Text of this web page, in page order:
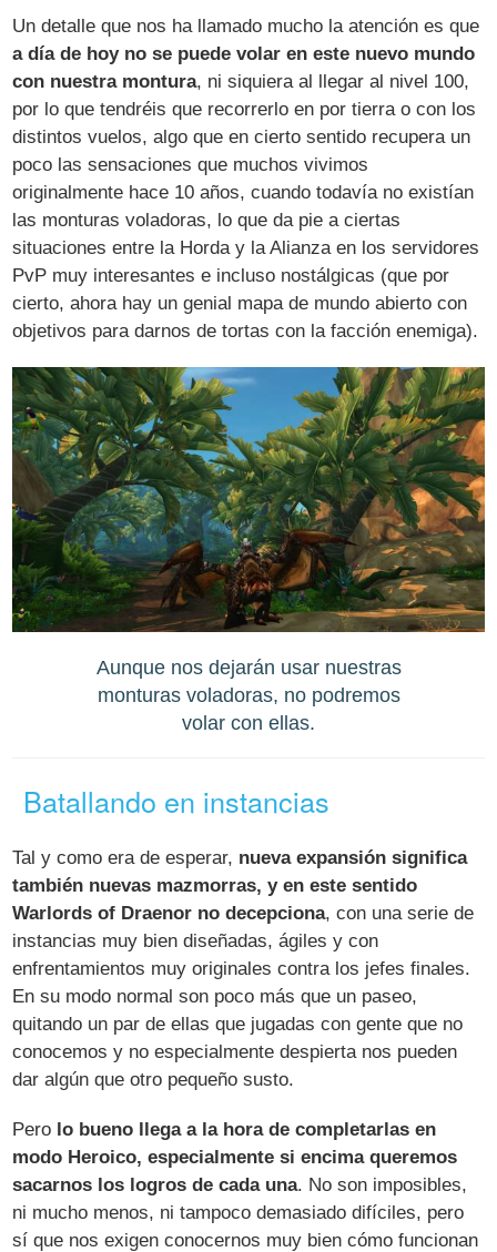
Un detalle que nos ha llamado mucho la atención es que
a día de hoy no se puede volar en este nuevo mundo
con nuestra montura, ni siquiera al llegar al nivel 100,
por lo que tendréis que recorrerlo en por tierra o con los
distintos vuelos, algo que en cierto sentido recupera un
poco las sensaciones que muchos vivimos
originalmente hace 10 años, cuando todavía no existían
las monturas voladoras, lo que da pie a ciertas
situaciones entre la Horda y la Alianza en los servidores
PvP muy interesantes e incluso nostálgicas (que por
cierto, ahora hay un genial mapa de mundo abierto con
objetivos para darnos de tortas con la facción enemiga).
Aunque nos dejarán usar nuestras
monturas voladoras, no podremos
volar con ellas.
Batallando en instancias
Tal y como era de esperar, nueva expansión significa
también nuevas mazmorras, y en este sentido
Warlords of Draenor no decepciona, con una serie de
instancias muy bien diseñadas, ágiles y con
enfrentamientos muy originales contra los jefes finales.
En su modo normal son poco más que un paseo,
quitando un par de ellas que jugadas con gente que no
conocemos y no especialmente despierta nos pueden
dar algún que otro pequeño susto.
Pero lo bueno llega a la hora de completarlas en
modo Heroico, especialmente si encima queremos
sacarnos los logros de cada una. No son imposibles,
ni mucho menos, ni tampoco demasiado difíciles, pero
sí que nos exigen conocernos muy bien cómo funcionan